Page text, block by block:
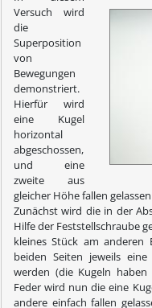
Versuch wird
die
Superposition
von
Bewegungen
demonstriert.
Hierfür wird
eine Kugel
horizontal
abgeschossen,
und eine
zweite aus
gleicher Höhe fallen
Zunächst wird die in der
Hilfe der Feststellschraube
kleines Stück am
beiden Seiten jeweils
werden (die Kugeln
Feder wird nun die eine
andere einfach fallen